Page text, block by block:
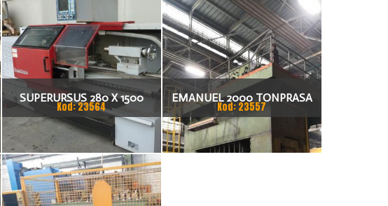
SUPERURSUS 280 X 1500
TOKARKA
Kod: 23564
EMANUEL 2000 TONPRASA
HYDRAULICZNA 3200 X 2000
Kod: 23557